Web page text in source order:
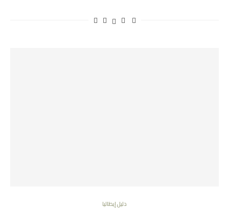
دليل إيطاليا